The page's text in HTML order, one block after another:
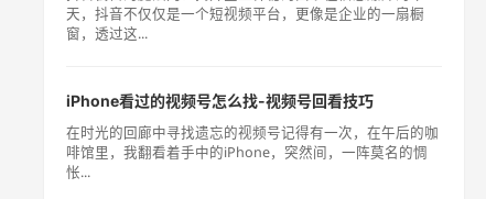
天，抖音不仅仅是一个短视频平台，更像是企业的一扇橱
窗，透过这...
iPhone看过的视频号怎么找-视频号回看技巧
在时光的回廊中寻找遗忘的视频号记得有一次，在午后的咖
啡馆里，我翻看着手中的iPhone，突然间，一阵莫名的惆
怅...